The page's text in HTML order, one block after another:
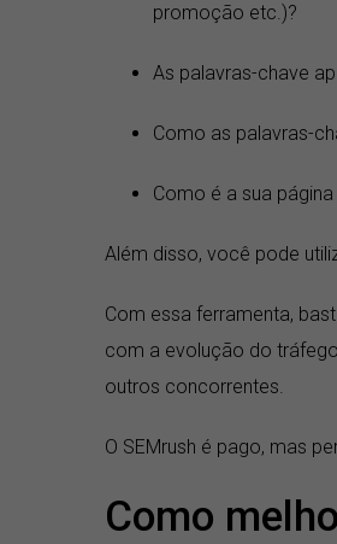
promoção etc.)?
As palavras-chave
Como as palavras-
Como é a sua
Além disso, você pode
Com essa ferramenta,
com a evolução do
outros concorrentes.
O SEMrush é pago, mas
Como